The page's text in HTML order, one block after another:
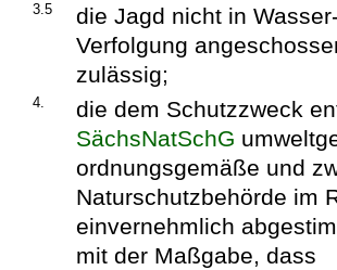
3.5
die Jagd nicht in
Verfolgung
zulässig;
4.
die dem Schutzzweck
SächsNatSchG
ordnungsgemäße und
Naturschutzbehörde im
einvernehmlich
mit der Maßgabe, dass